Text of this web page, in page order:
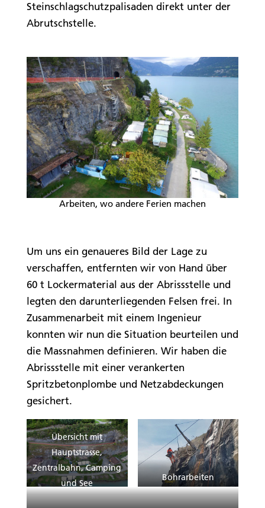
Steinschlagschutzpalisaden direkt unter der
Abrutschstelle.
Arbeiten, wo andere Ferien machen
Um uns ein genaueres Bild der Lage zu
verschaffen, entfernten wir von Hand über
60 t Lockermaterial aus der Abrissstelle und
legten den darunterliegenden Felsen frei. In
Zusammenarbeit mit einem Ingenieur
konnten wir nun die Situation beurteilen und
die Massnahmen definieren. Wir haben die
Abrissstelle mit einer verankerten
Spritzbetonplombe und Netzabdeckungen
gesichert.
Übersicht mit
Hauptstrasse,
Zentralbahn, Camping
und See
Bohrarbeiten